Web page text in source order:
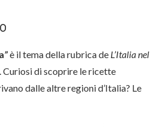
”è il tema della rubrica de L’Italia nel
Curiosi di scoprire le ricette
dalle altre regioni d’Italia? Le